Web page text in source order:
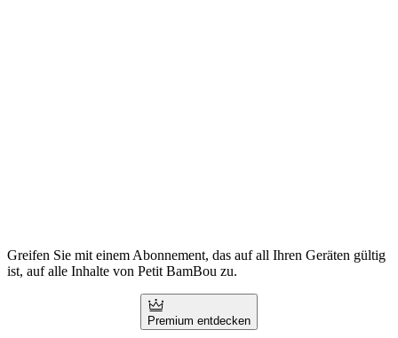
Greifen Sie mit einem Abonnement, das auf all Ihren Geräten gültig
ist, auf alle Inhalte von Petit BamBou zu.
Premium entdecken